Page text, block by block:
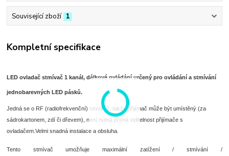
Související zboží 1
Kompletní specifikace
LED ovladač stmívač 1 kanál, dálkové ovládání určený pro ovládání a stmívání
jednobarevných LED pásků.
Jedná se o RF (radiofrekvenční) stmívač, takže přijímač může být umístěný (za
sádrokartonem, zdí či dřevem), není nutná přímá viditelnost přijímače s
ovladačem.Velmi snadná instalace a obsluha.
Tento stmívač umožňuje maximální zatížení / stmívání /